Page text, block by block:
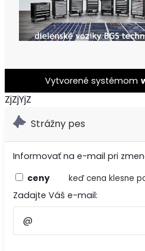
Vytvorené systémom
ZjZjYjZ
Strážny pes
Informovať na e-mail pri
ceny
keď cena klesne
Zadajte Váš e-mail: